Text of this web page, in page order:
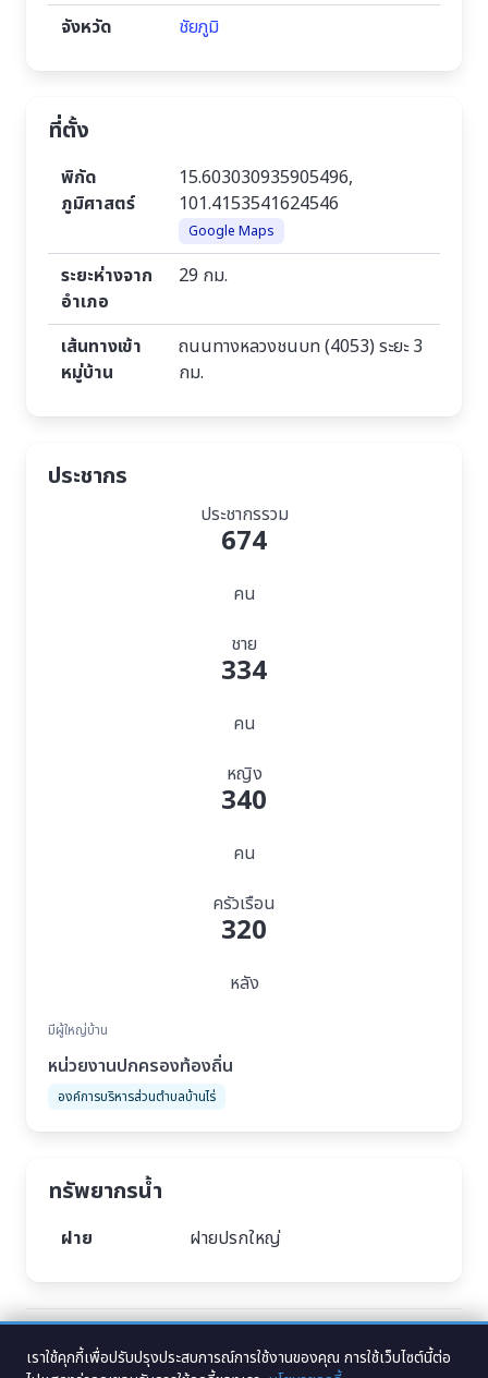
จังหวัด
ชัยภูมิ
ที่ตั้ง
พิกัด
ภูมิศาสตร์
15.603030935905496,
101.4153541624546
Google Maps
ระยะห่างจาก
อำเภอ
29 กม.
เส้นทางเข้า
หมู่บ้าน
ถนนทางหลวงชนบท (4053) ระยะ 3
กม.
ประชากร
ประชากรรวม
674
คน
ชาย
334
คน
หญิง
340
คน
ครัวเรือน
320
หลัง
มีผู้ใหญ่บ้าน
หน่วยงานปกครองท้องถิ่น
องค์การบริหารส่วนตำบลบ้านไร่
ทรัพยากรน้ำ
ฝาย ฝายปรกใหญ่
สำราญ ชัยภูมิ,ประชากร หมู่บ้านบ้านไร่ อำเภอเทพสถิต จังหวัดชัยภูมิ
เราใช้คุกกี้เพื่อปรับปรุงประสบการณ์การใช้งานของคุณ การใช้เว็บไซต์นี้ต่อ